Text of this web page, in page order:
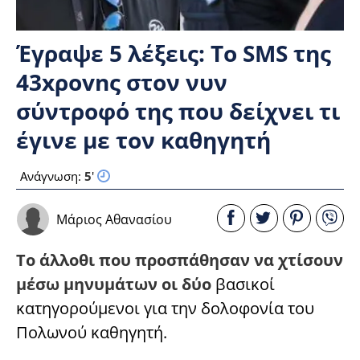
Έγραψε 5 λέξεις: Το SMS της
43xροvnς στον νυν
σύντροφό της που δείχνει τι
έγινε με τον καθηγητή
Ανάγνωση: 5'
Μάριος Αθανασίου
Το άλλοθι που προσπάθησαν να χτίσουν
μέσω μηνυμάτων οι δύο βασικοί
κατηγορούμενοι για την δολοφονία του
Πολωνού καθηγητή.